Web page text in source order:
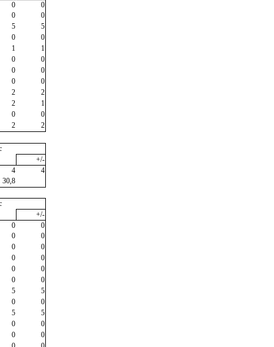
0
0
0
0
5
5
0
0
1
1
0
0
0
0
0
0
2
2
2
1
0
0
2
2
+/-
4
4
30,8
+/-
0
0
0
0
0
0
0
0
0
0
0
0
5
5
0
0
5
5
0
0
0
0